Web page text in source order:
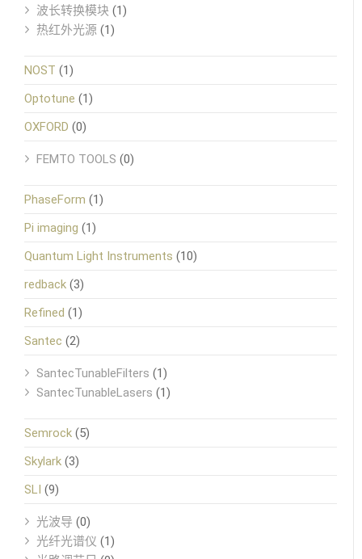
波长转换模块 (1)
热红外光源 (1)
NOST (1)
Optotune (1)
OXFORD (0)
FEMTO TOOLS (0)
PhaseForm (1)
Pi imaging (1)
Quantum Light Instruments (10)
redback (3)
Refined (1)
Santec (2)
SantecTunableFilters (1)
SantecTunableLasers (1)
Semrock (5)
Skylark (3)
SLI (9)
光波导 (0)
光纤光谱仪 (1)